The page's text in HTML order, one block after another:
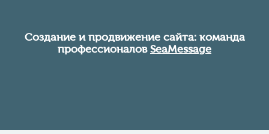
Создание и продвижение сайта: команда
профессионаловSeaMessage